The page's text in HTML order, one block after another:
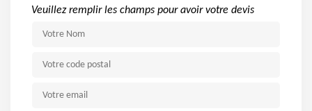
Veuillez remplir les champs pour avoir votre devis